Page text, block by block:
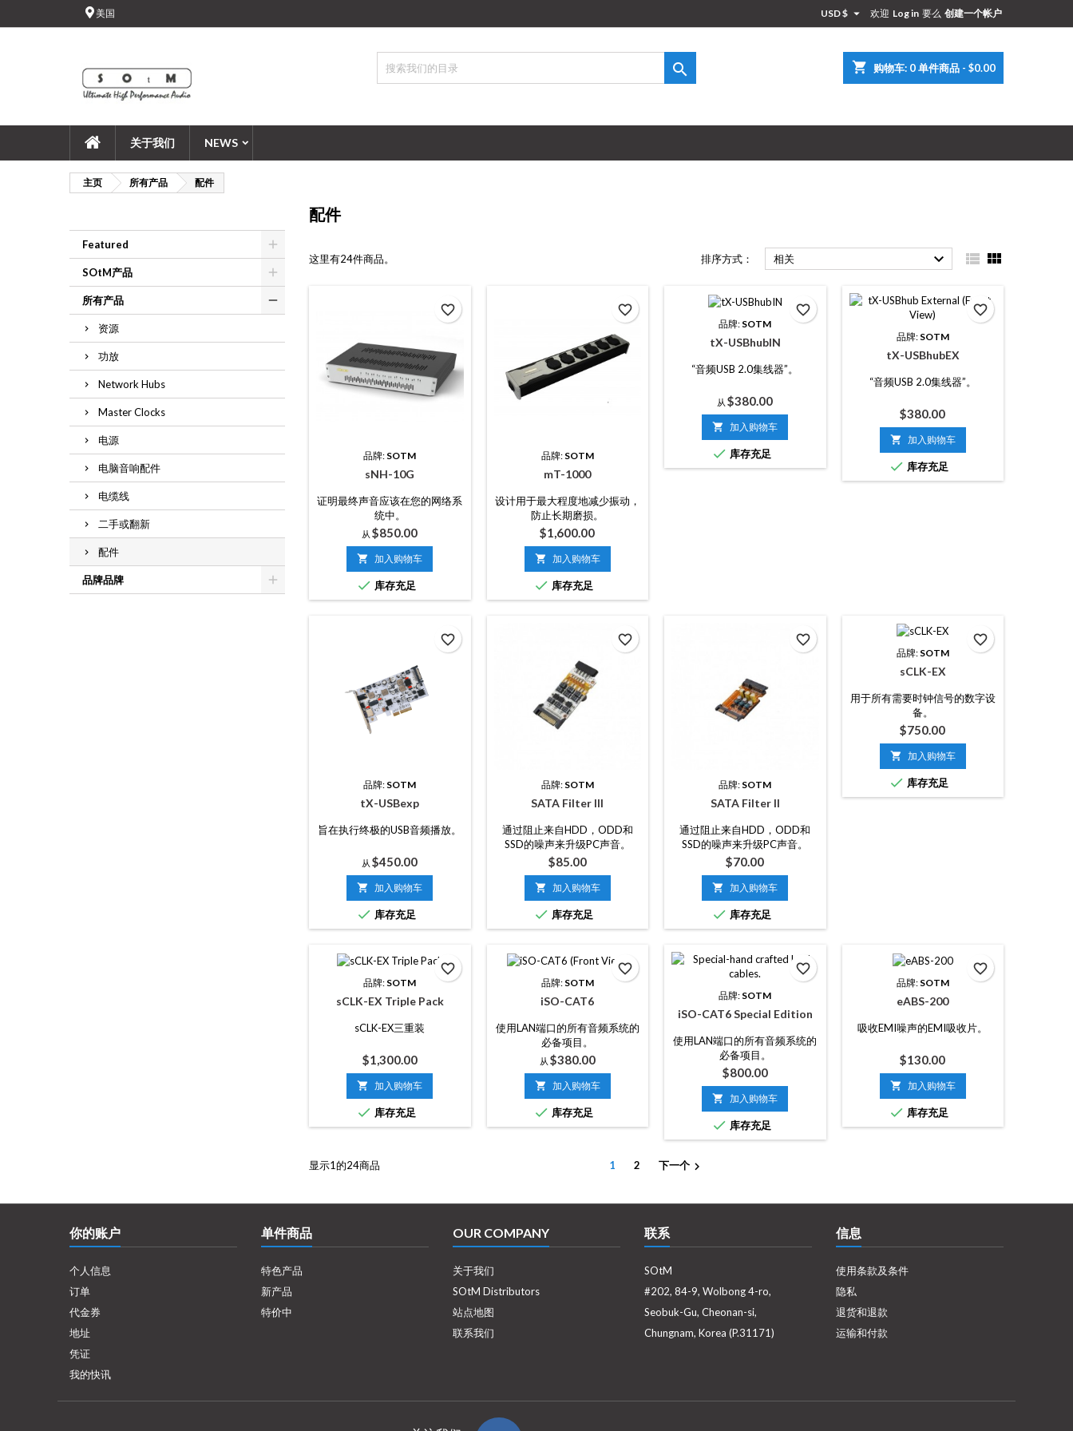
美国 欢迎 Log in 要么 创建一个帐户
USD $ 
shopping_cart 购物车: 0单件商品 - $0.00

关于我们 NEWS
主页 所有产品 配件
Featured
SOtM产品
所有产品
资源
功放
Network Hubs
Master Clocks
电源
电脑音响配件
电缆线
二手或翻新
配件
品牌品牌
配件
这里有24件商品。 排序方式： 相关   
品牌: SOTM
sNH-10G
证明最终声音应该在您的网络系
统中。
从价
格
$850.00
 加入购物车
 库存充足
favorite_border
品牌: SOTM
mT-1000
设计用于最大程度地减少振动，
防止长期磨损。
价
格
$1,600.00
 加入购物车
 库存充足
favorite_border
品牌: SOTM
tX-USBhubIN
“音频USB 2.0集线器”。
从价
格
$380.00
 加入购物车
 库存充足
favorite_border
品牌: SOTM
tX-USBhubEX
“音频USB 2.0集线器”。
价
格
$380.00
 加入购物车
 库存充足
favorite_border
品牌: SOTM
tX-USBexp
旨在执行终极的USB音频播放。
从价
格
$450.00
 加入购物车
 库存充足
favorite_border
品牌: SOTM
SATA Filter III
通过阻止来自HDD，ODD和
SSD的噪声来升级PC声音。
价
格
$85.00
 加入购物车
 库存充足
favorite_border
品牌: SOTM
SATA Filter II
通过阻止来自HDD，ODD和
SSD的噪声来升级PC声音。
价
格
$70.00
 加入购物车
 库存充足
favorite_border
品牌: SOTM
sCLK-EX
用于所有需要时钟信号的数字设
备。
价
格
$750.00
 加入购物车
 库存充足
favorite_border
品牌: SOTM
sCLK-EX Triple Pack
sCLK-EX三重装
价
格
$1,300.00
 加入购物车
 库存充足
favorite_border
品牌: SOTM
iSO-CAT6
使用LAN端口的所有音频系统的
必备项目。
从 价
格
$380.00
 加入购物车
 库存充足
favorite_border
品牌: SOTM
iSO-CAT6 Special Edition
使用LAN端口的所有音频系统的
必备项目。
价
格
$800.00
 加入购物车
 库存充足
favorite_border
品牌: SOTM
eABS-200
吸收EMI噪声的EMI吸收片。
价
格
$130.00
 加入购物车
 库存充足
favorite_border
显示1的24商品 1 2 下一个
你的账户
个人信息
订单
代金券
地址
凭证
我的快讯
单件商品
特色产品
新产品
特价中
OUR COMPANY
关于我们
SOtM Distributors
站点地图
联系我们
联系
SOtM
#202, 84-9, Wolbong 4-ro,
Seobuk-Gu, Cheonan-si,
Chungnam, Korea (P.31171)
信息
使用条款及条件
隐私
退货和退款
运输和付款
创建新列表
((confirmMessage))
您需要登录才能将产品保存在您的心愿单中。